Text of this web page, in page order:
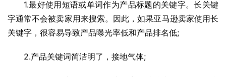
1.最好使用短语或单词作为产品标题的关键字。长关键
字通常不会被卖家用来搜索。因此，如果亚马逊卖家使用长
关键字，很容易导致产品曝光率低和产品排名低;
2.产品关键词简洁明了，接地气体;